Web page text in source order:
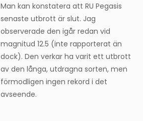
Man kan konstatera att RU Pegasis
senaste utbrott är slut. Jag
observerade den igår redan vid
magnitud 12.5 (inte rapporterat än
dock). Den verkar ha varit ett utbrott
av den långa, utdragna sorten, men
förmodligen ingen rekord i det
avseende.